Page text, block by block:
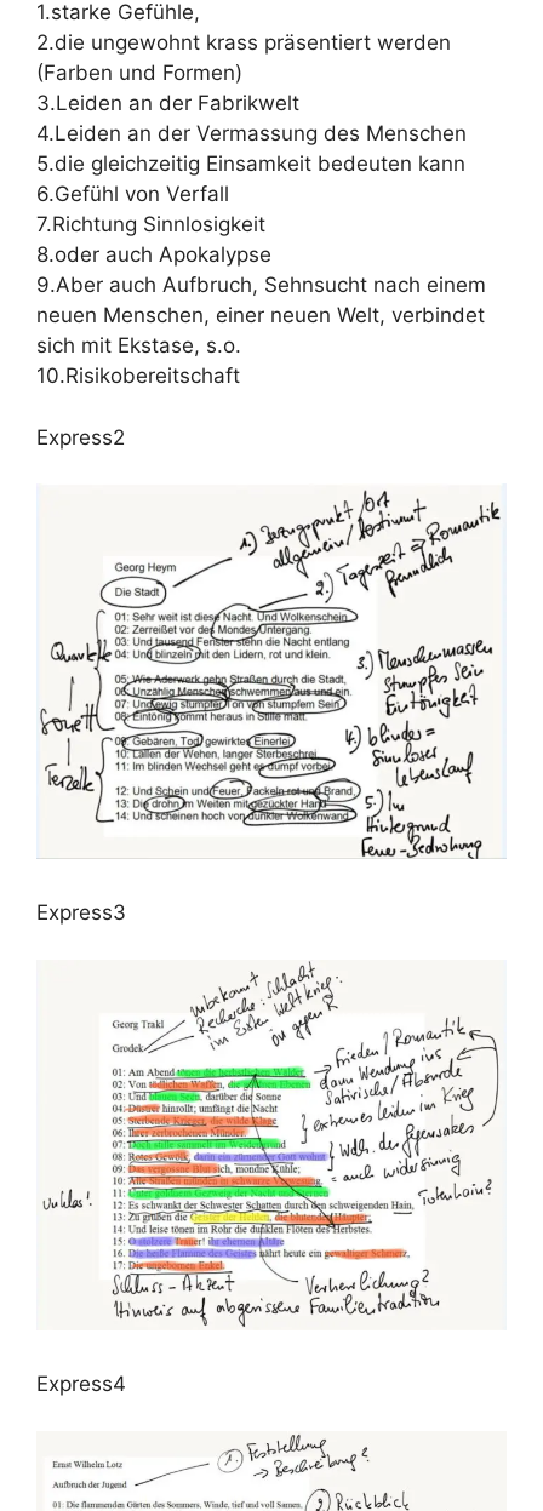
1.starke Gefühle,
2.die ungewohnt krass präsentiert werden
(Farben und Formen)
3.Leiden an der Fabrikwelt
4.Leiden an der Vermassung des Menschen
5.die gleichzeitig Einsamkeit bedeuten kann
6.Gefühl von Verfall
7.Richtung Sinnlosigkeit
8.oder auch Apokalypse
9.Aber auch Aufbruch, Sehnsucht nach einem
neuen Menschen, einer neuen Welt, verbindet
sich mit Ekstase, s.o.
10.Risikobereitschaft
Express2
Express3
Express4